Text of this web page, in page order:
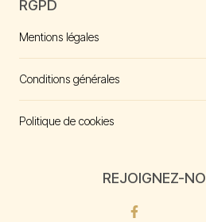
RGPD
Mentions légales
Conditions générales
Politique de cookies
REJOIGNEZ-